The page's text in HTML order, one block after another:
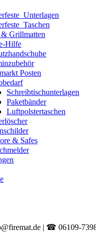
& Grillmatten
Hilfe
Posten
Schreibtischunterlagen
Paketbänder
Luftpolstertaschen
& Safes
| ☎ 06109-